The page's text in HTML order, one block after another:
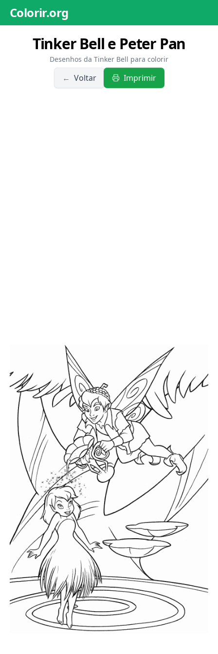
Colorir.org
Tinker Bell e Peter Pan
Desenhos da Tinker Bell para colorir
← Voltar Imprimir